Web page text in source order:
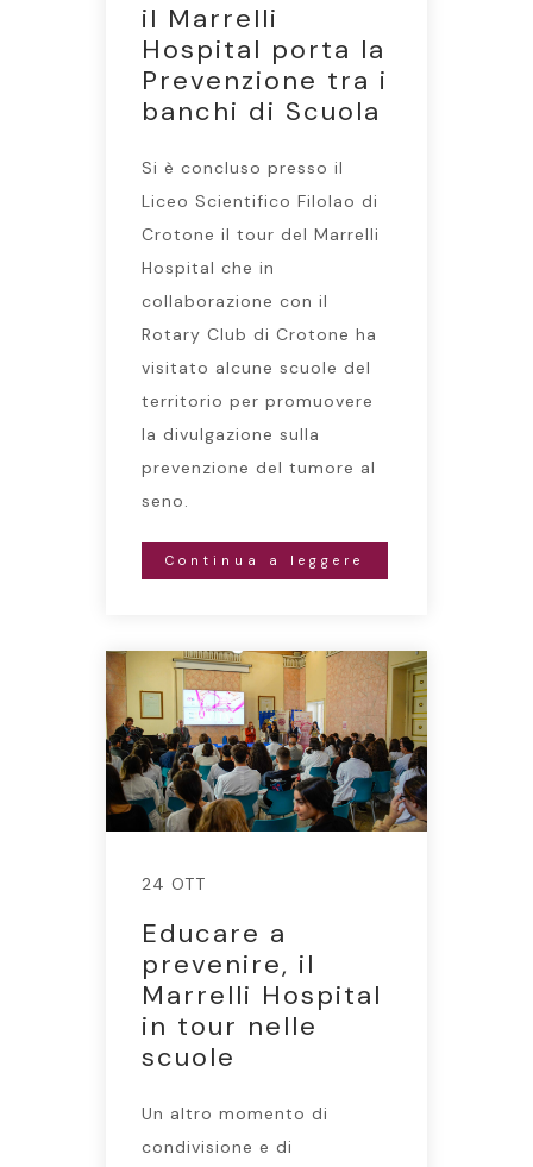
il Marrelli
Hospital porta la
Prevenzione tra i
banchi di Scuola
Si è concluso presso il
Liceo Scientifico Filolao di
Crotone il tour del Marrelli
Hospital che in
collaborazione con il
Rotary Club di Crotone ha
visitato alcune scuole del
territorio per promuovere
la divulgazione sulla
prevenzione del tumore al
seno.
Continua a leggere
24 OTT
Educare a
prevenire, il
Marrelli Hospital
in tour nelle
scuole
Un altro momento di
condivisione e di